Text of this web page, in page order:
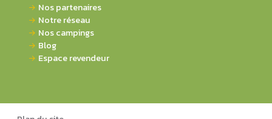
Nos partenaires
Notre réseau
Nos campings
Blog
Espace revendeur